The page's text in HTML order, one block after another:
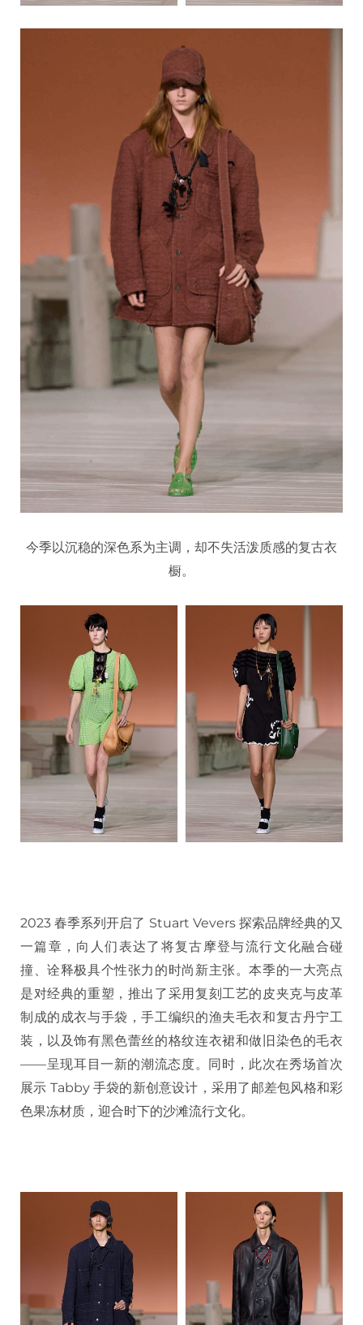
今季以沉稳的深色系为主调，却不失活泼质感的复古衣
橱。
2023 春季系列开启了 Stuart Vevers 探索品牌经典的又
一篇章，向人们表达了将复古摩登与流行文化融合碰
撞、诠释极具个性张力的时尚新主张。本季的一大亮点
是对经典的重塑，推出了采用复刻工艺的皮夹克与皮革
制成的成衣与手袋，手工编织的渔夫毛衣和复古丹宁工
装，以及饰有黑色蕾丝的格纹连衣裙和做旧染色的毛衣
——呈现耳目一新的潮流态度。同时，此次在秀场首次
展示 Tabby 手袋的新创意设计，采用了邮差包风格和彩
色果冻材质，迎合时下的沙滩流行文化。